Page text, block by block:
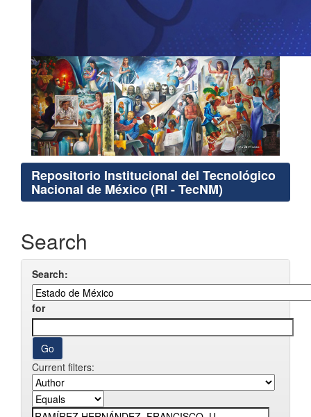
Repositorio Institucional del Tecnológico
Nacional de México (RI - TecNM)
Search
Search:
for
Current filters: